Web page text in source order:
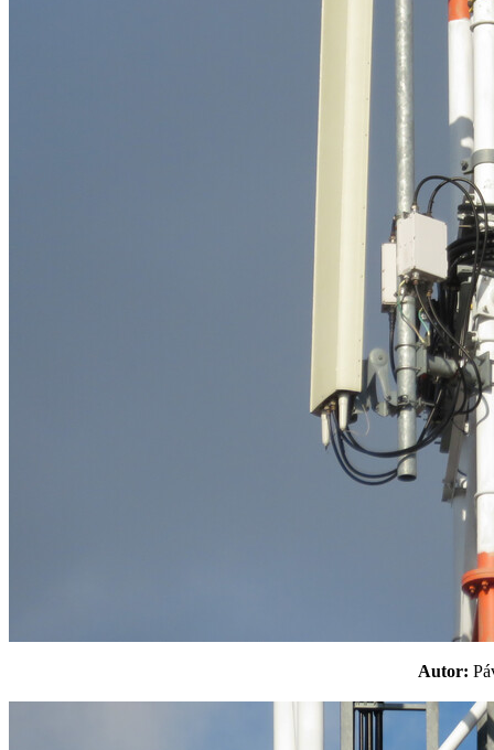
Autor: